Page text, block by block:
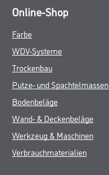
Online-Shop
Farbe
WDV-Systeme
Trockenbau
Putze- und Spachtelmassen
Bodenbeläge
Wand- & Deckenbeläge
Werkzeug & Maschinen
Verbrauchmaterialien